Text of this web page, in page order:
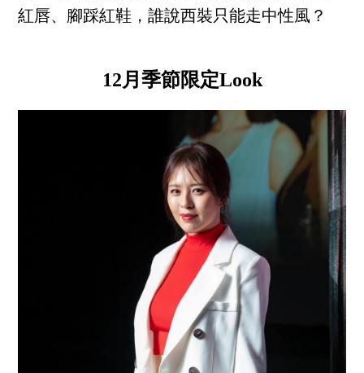
紅唇、腳踩紅鞋，誰說西裝只能走中性風？
12月季節限定Look